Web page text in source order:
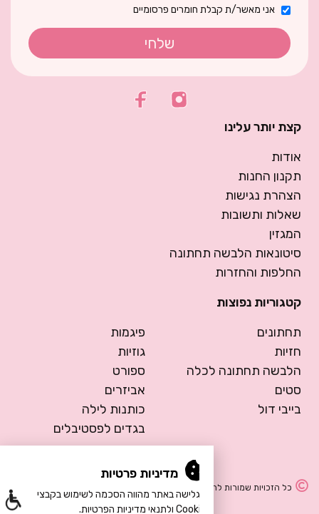
אני מאשר/ת קבלת חומרים פרסומיים
שלחי
קצת יותר עלינו
אודות
תקנון החנות
הצהרת נגישות
שאלות ותשובות
המגזין
סיטונאות הלבשה תחתונה
החלפות והחזרות
קטגוריות נפוצות
תחתונים
חזיות
הלבשה תחתונה לכלה
סטים
בייבי דול
פיגמות
גוזיות
ספורט
אביזרים
כותנות לילה
בגדים לפסטיבלים
כל הזכויות שמורות להרמוסה – הלבשה תחתונה
מדיניות פרטיות
הגלישה באתר מהווה הסכמה לשימוש בקבצי
Cookie ולתנאי מדיניות הפרטיות.